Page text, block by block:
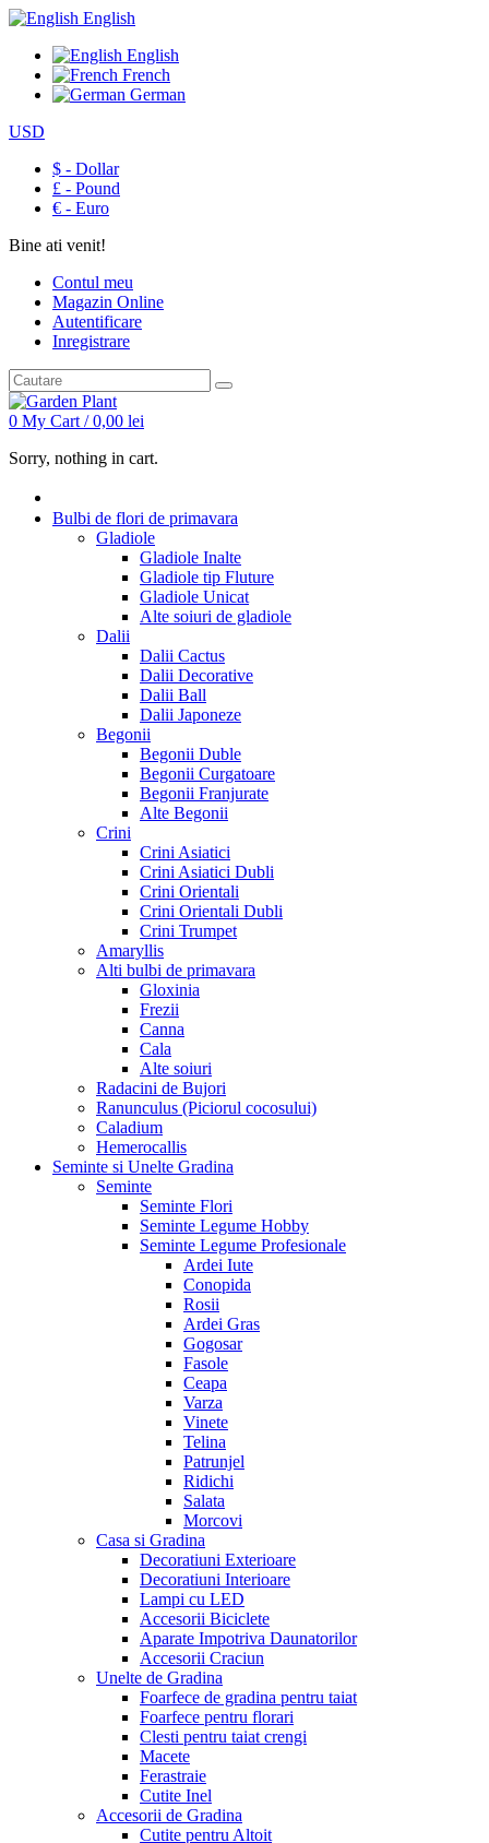
English
English
French
German
USD
$ - Dollar
£ - Pound
€ - Euro
Bine ati venit!
Contul meu
Magazin Online
Autentificare
Inregistrare
0 My Cart /0,00 lei
Sorry, nothing in cart.
Bulbi de flori de primavara
Gladiole
Gladiole Inalte
Gladiole tip Fluture
Gladiole Unicat
Alte soiuri de gladiole
Dalii
Dalii Cactus
Dalii Decorative
Dalii Ball
Dalii Japoneze
Begonii
Begonii Duble
Begonii Curgatoare
Begonii Franjurate
Alte Begonii
Crini
Crini Asiatici
Crini Asiatici Dubli
Crini Orientali
Crini Orientali Dubli
Crini Trumpet
Amaryllis
Alti bulbi de primavara
Gloxinia
Frezii
Canna
Cala
Alte soiuri
Radacini de Bujori
Ranunculus (Piciorul cocosului)
Caladium
Hemerocallis
Seminte si Unelte Gradina
Seminte
Seminte Flori
Seminte Legume Hobby
Seminte Legume Profesionale
Ardei Iute
Conopida
Rosii
Ardei Gras
Gogosar
Fasole
Ceapa
Varza
Vinete
Telina
Patrunjel
Ridichi
Salata
Morcovi
Casa si Gradina
Decoratiuni Exterioare
Decoratiuni Interioare
Lampi cu LED
Accesorii Biciclete
Aparate Impotriva Daunatorilor
Accesorii Craciun
Unelte de Gradina
Foarfece de gradina pentru taiat
Foarfece pentru florari
Clesti pentru taiat crengi
Macete
Ferastraie
Cutite Inel
Accesorii de Gradina
Cutite pentru Altoit